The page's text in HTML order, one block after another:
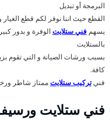
البرمجة أو تبديل
القطع حيث اننا نوفر لكم قطع الغيار
يسهم فني ستلايتالوفرة و بدور
بالستلايت
بسبب ورشات الصيانة و التي تقوم
كافة.
فنيتركيب ستلايتممتاز شاطر
فني ستلايت